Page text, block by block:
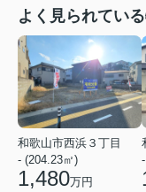
よく見られてい
和歌山市西浜３丁目
- (204.23㎡)
1,480万円